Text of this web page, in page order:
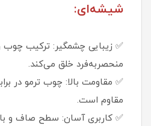
شیشه‌ای:
✅ زیبایی چشمگیر: ترکیب
منحصربه‌فرد خلق می‌کند.
✅ مقاومت بالا: چوب ترمو در
مقاوم است.
✅ کاربری آسان: سطح صاف و